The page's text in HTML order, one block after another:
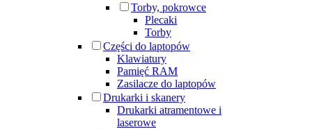
Torby, pokrowce
Plecaki
Torby
Części do laptopów
Klawiatury
Pamięć RAM
Zasilacze do laptopów
Drukarki i skanery
Drukarki atramentowe i
laserowe